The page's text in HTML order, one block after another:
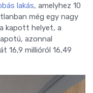
lakás, amelyhez 10
még egy nagy
kapott helyet, a
azonnal
16,9 millióról 16,49